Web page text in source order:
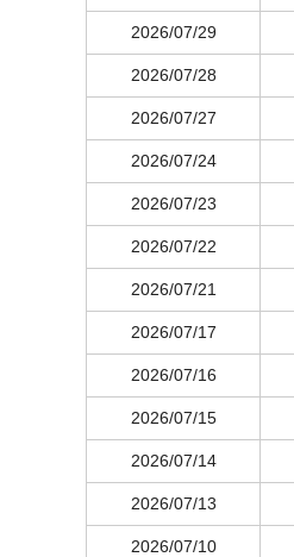
2026/07/29
2026/07/28
2026/07/27
2026/07/24
2026/07/23
2026/07/22
2026/07/21
2026/07/17
2026/07/16
2026/07/15
2026/07/14
2026/07/13
2026/07/10